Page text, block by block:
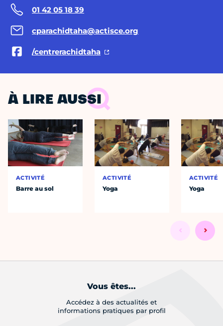
01 42 05 18 39
cparachidtaha@actisce.org
/centrerachidtaha
À LIRE AUSSI
ACTIVITÉ
Barre au sol
ACTIVITÉ
Yoga
ACTIVITÉ
Yoga
Vous êtes...
Accédez à des actualités et
informations pratiques par profil